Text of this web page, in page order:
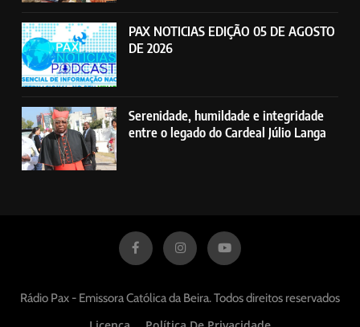
PAX NOTICIAS EDIÇÃO 05 DE AGOSTO
DE 2026
Serenidade, humildade e integridade
entre o legado do Cardeal Júlio Langa
Rádio Pax - Emissora Católica da Beira. Todos direitos reservados